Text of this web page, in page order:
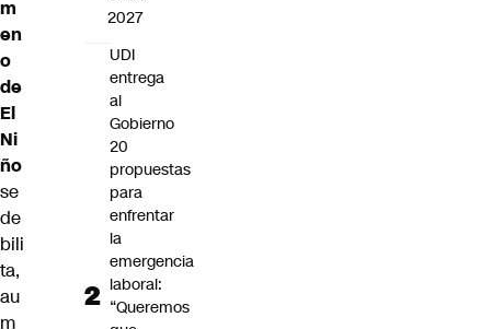
m
en
o
de
El
Ni
ño
se
de
bili
ta,
au
m
2027
UDI
entrega
al
Gobierno
20
propuestas
para
enfrentar
la
emergencia
laboral:
“Queremos